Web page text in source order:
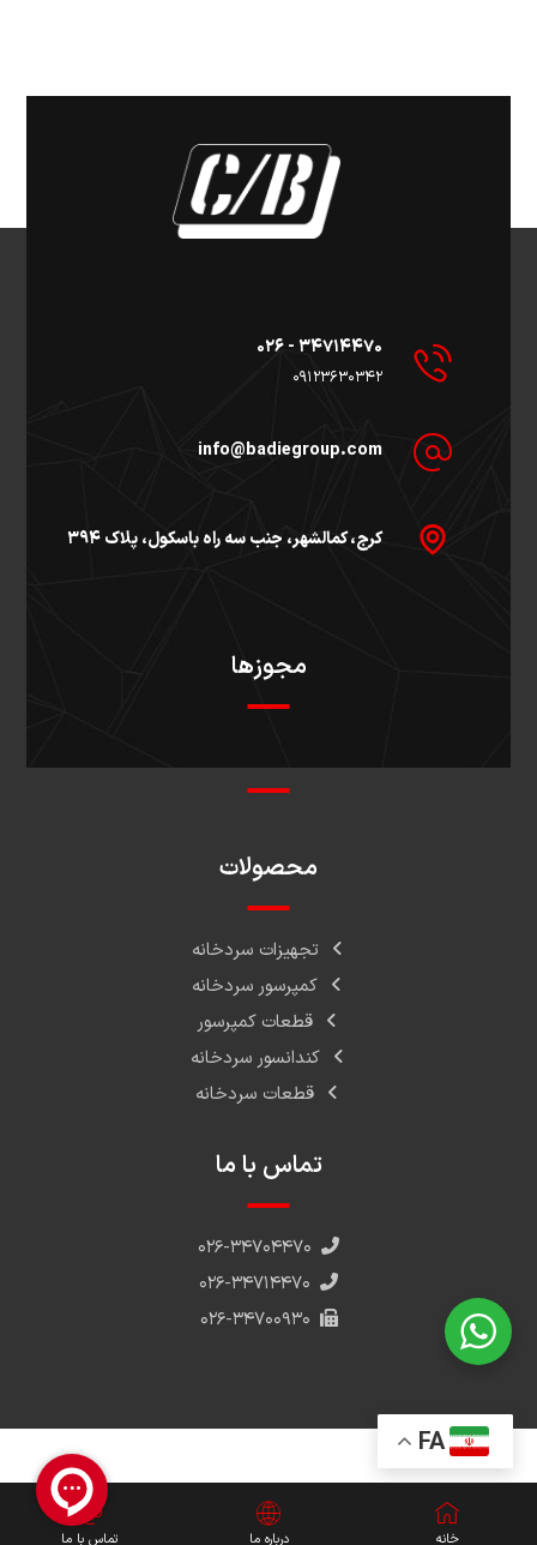
۳۴۷۱۴۴۷۰ - ۰۲۶
۰۹۱۲۳۶۳۰۳۴۲
info@badiegroup.com
کرج، کمالشهر، جنب سه راه باسکول، پلاک ۳۹۴
مجوزها
محصولات
تجهیزات سردخانه
کمپرسور سردخانه
قطعات کمپرسور
کندانسور سردخانه
قطعات سردخانه
تماس با ما
۰۲۶-۳۴۷۰۴۴۷۰
۰۲۶-۳۴۷۱۴۴۷۰
۰۲۶-۳۴۷۰۰۹۳۰
خانه درباره ما تماس با ما
FA